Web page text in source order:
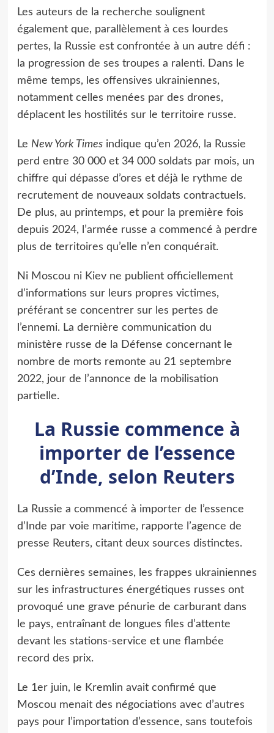
Les auteurs de la recherche soulignent
également que, parallèlement à ces lourdes
pertes, la Russie est confrontée à un autre défi :
la progression de ses troupes a ralenti. Dans le
même temps, les offensives ukrainiennes,
notamment celles menées par des drones,
déplacent les hostilités sur le territoire russe.
Le New York Timesindique qu’en 2026, la Russie
perd entre 30 000 et 34 000 soldats par mois, un
chiffre qui dépasse d’ores et déjà le rythme de
recrutement de nouveaux soldats contractuels.
De plus, au printemps, et pour la première fois
depuis 2024, l’armée russe a commencé à perdre
plus de territoires qu’elle n’en conquérait.
Ni Moscou ni Kiev ne publient officiellement
d’informations sur leurs propres victimes,
préférant se concentrer sur les pertes de
l’ennemi. La dernière communication du
ministère russe de la Défense concernant le
nombre de morts remonte au 21 septembre
2022, jour de l’annonce de la mobilisation
partielle.
La Russie commence à
importer de l’essence
d’Inde, selon Reuters
La Russie a commencé à importer de l’essence
d’Inde par voie maritime, rapporte l’agence de
presse Reuters, citant deux sources distinctes.
Ces dernières semaines, les frappes ukrainiennes
sur les infrastructures énergétiques russes ont
provoqué une grave pénurie de carburant dans
le pays, entraînant de longues files d’attente
devant les stations-service et une flambée
record des prix.
Le 1er juin, le Kremlin avait confirmé que
Moscou menait des négociations avec d’autres
pays pour l’importation d’essence, sans toutefois